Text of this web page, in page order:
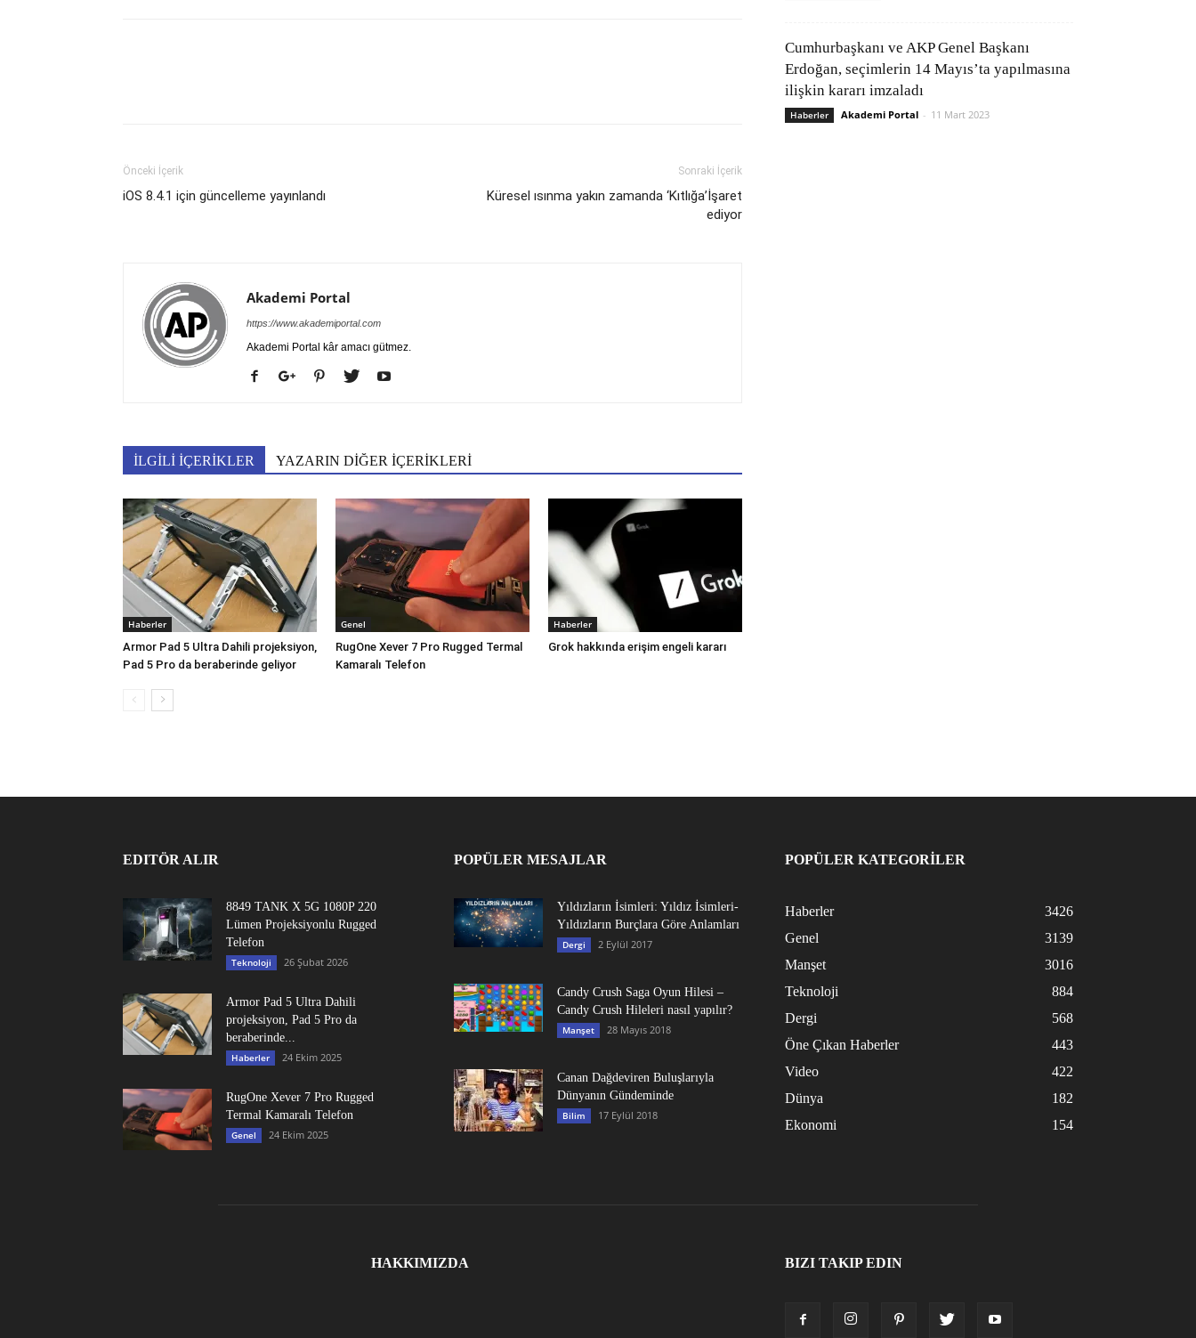
Önceki İçerik
iOS 8.4.1 için güncelleme yayınlandı
Sonraki İçerik
Küresel ısınma yakın zamanda ‘Kıtlığa’İşaret
ediyor
Akademi Portal
https://www.akademiportal.com
Akademi Portal kâr amacı gütmez.
İLGİLİ İÇERİKLER YAZARIN DİĞER İÇERİKLERİ
Haberler
Armor Pad 5 Ultra Dahili projeksiyon,
Pad 5 Pro da beraberinde geliyor
Genel
RugOne Xever 7 Pro Rugged Termal
Kamaralı Telefon
Haberler
Grok hakkında erişim engeli kararı
Cumhurbaşkanı ve AKP Genel Başkanı
Erdoğan, seçimlerin 14 Mayıs’ta yapılmasına
ilişkin kararı imzaladı
Haberler Akademi Portal - 11 Mart 2023
EDITÖR ALIR
8849 TANK X 5G 1080P 220
Lümen Projeksiyonlu Rugged
Telefon
Teknoloji 26 Şubat 2026
Armor Pad 5 Ultra Dahili
projeksiyon, Pad 5 Pro da
beraberinde...
Haberler 24 Ekim 2025
RugOne Xever 7 Pro Rugged
Termal Kamaralı Telefon
Genel 24 Ekim 2025
POPÜLER MESAJLAR
Yıldızların İsimleri: Yıldız İsimleri-
Yıldızların Burçlara Göre Anlamları
Dergi 2 Eylül 2017
Candy Crush Saga Oyun Hilesi –
Candy Crush Hileleri nasıl yapılır?
Manşet 28 Mayıs 2018
Canan Dağdeviren Buluşlarıyla
Dünyanın Gündeminde
Bilim 17 Eylül 2018
POPÜLER KATEGORİLER
Haberler
3426
Genel
3139
Manşet
3016
Teknoloji
884
Dergi
568
Öne Çıkan Haberler
443
Video
422
Dünya
182
Ekonomi
154
HAKKIMIZDA BIZI TAKIP EDIN